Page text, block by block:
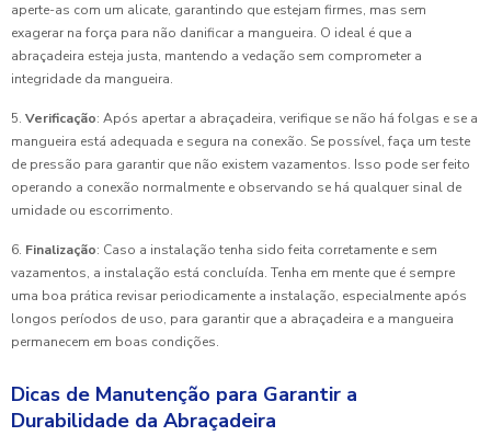
aperte-as com um alicate, garantindo que estejam firmes, mas sem
exagerar na força para não danificar a mangueira. O ideal é que a
abraçadeira esteja justa, mantendo a vedação sem comprometer a
integridade da mangueira.
5. Verificação: Após apertar a abraçadeira, verifique se não há folgas e se a
mangueira está adequada e segura na conexão. Se possível, faça um teste
de pressão para garantir que não existem vazamentos. Isso pode ser feito
operando a conexão normalmente e observando se há qualquer sinal de
umidade ou escorrimento.
6. Finalização: Caso a instalação tenha sido feita corretamente e sem
vazamentos, a instalação está concluída. Tenha em mente que é sempre
uma boa prática revisar periodicamente a instalação, especialmente após
longos períodos de uso, para garantir que a abraçadeira e a mangueira
permanecem em boas condições.
Dicas de Manutenção para Garantir a
Durabilidade da Abraçadeira